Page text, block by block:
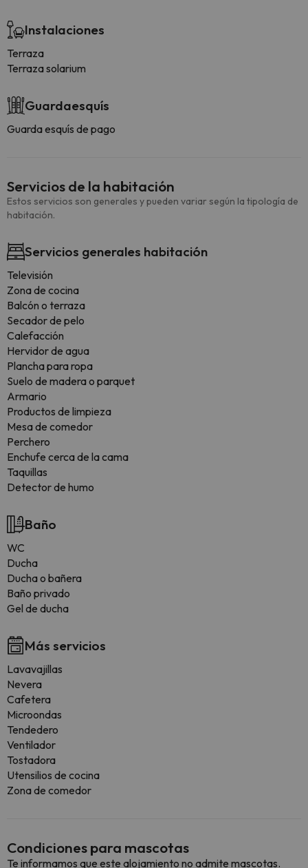
Instalaciones
Terraza
Terraza solarium
Guardaesquís
Guarda esquís de pago
Servicios de la habitación
Estos servicios son generales y pueden variar según la tipología de
habitación.
Servicios generales habitación
Televisión
Zona de cocina
Balcón o terraza
Secador de pelo
Calefacción
Hervidor de agua
Plancha para ropa
Suelo de madera o parquet
Armario
Productos de limpieza
Mesa de comedor
Perchero
Enchufe cerca de la cama
Taquillas
Detector de humo
Baño
WC
Ducha
Ducha o bañera
Baño privado
Gel de ducha
Más servicios
Lavavajillas
Nevera
Cafetera
Microondas
Tendedero
Ventilador
Tostadora
Utensilios de cocina
Zona de comedor
Condiciones para mascotas
Te informamos que este alojamiento no admite mascotas.